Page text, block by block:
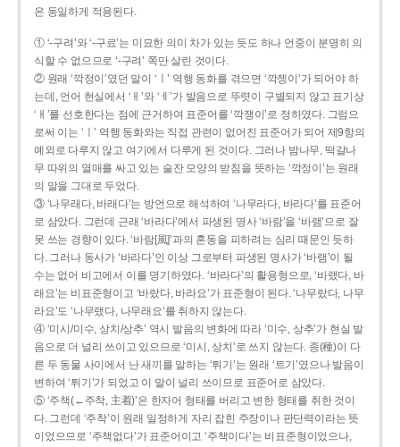
은 동일하게 적용된다.
① ‘-구려’와 ‘-구료’는 미묘한 의미 차가 있는 듯도 하나 언중이 분명히 의
식할 수 없으므로 ‘-구려’ 쪽만 살린 것이다.
② 원래 ‘깍정이’였던 말이 ‘ㅣ’ 역행 동화를 겪으면 ‘깍젱이’가 되어야 하
는데, 언어 현실에서 ‘ㅐ’와 ‘ㅔ’가 발음으로 뚜렷이 구별되지 않고 표기상
‘ㅐ’를 선호한다는 점에 근거하여 표준어를 ‘깍쟁이’로 정하였다. 그럼으
로써 이는 ‘ㅣ’ 역행 동화와는 직접 관련이 없어진 표준어가 되어 제9항의
예외로 다루지 않고 여기에서 다루게 된 것이다. 그러나 밤나무, 떡갈나
무 따위의 열매를 싸고 있는 술잔 모양의 받침을 뜻하는 ‘깍정이’는 원래
의 말을 그대로 두었다.
③ ‘나무래다, 바래다’는 방언으로 해석하여 ‘나무라다, 바라다’를 표준어
로 삼았다. 그런데 근래 ‘바라다’에서 파생된 명사 ‘바람’을 ‘바램’으로 잘
못 쓰는 경향이 있다. ‘바람[風]’과의 혼동을 피하려는 심리 때문인 듯하
다. 그러나 동사가 ‘바라다’인 이상 그로부터 파생된 명사가 ‘바램’이 될
수는 없어 비고에서 이를 명기하였다. ‘바라다’의 활용형으로, ‘바랬다, 바
래요’는 비표준형이고 ‘바랐다, 바라요’가 표준형이 된다. ‘나무랐다, 나무
라요’도 ‘나무랬다, 나무래요’를 취하지 않는다.
④ ‘미시/미수, 상치/상추’ 역시 발음의 변화에 따라 ‘미수, 상추’가 현실 발
음으로 더 널리 쓰이고 있으므로 ‘미시, 상치’로 쓰지 않는다. 종(種)이 다
른 두 동물 사이에서 난 새끼를 말하는 ‘튀기’는 원래 ‘트기’였으나 발음이
변하여 ‘튀기’가 되었고 이 말이 널리 쓰이므로 표준어로 삼았다.
⑤ ‘주책(←주착, 主着)’은 한자어 형태를 버리고 변한 형태를 취한 것이
다. 그런데 ‘주착’이 원래 일정하게 자리 잡힌 주장이나 판단력이라는 뜻
이었으므로 ‘주책없다’가 표준어이고 ‘주책이다’는 비표준형이었으나,